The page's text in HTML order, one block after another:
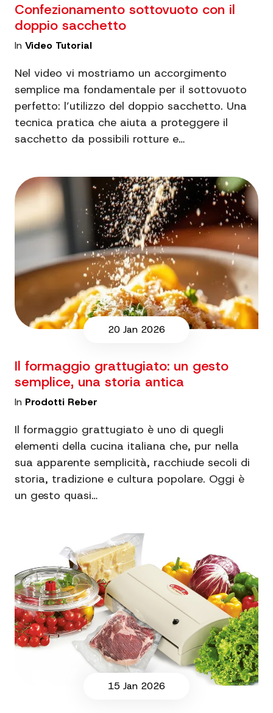
Confezionamento sottovuoto con il
doppio sacchetto
In Video Tutorial
Nel video vi mostriamo un accorgimento
semplice ma fondamentale per il sottovuoto
perfetto: l’utilizzo del doppio sacchetto. Una
tecnica pratica che aiuta a proteggere il
sacchetto da possibili rotture e…
20 Jan 2026
Il formaggio grattugiato: un gesto
semplice, una storia antica
In Prodotti Reber
Il formaggio grattugiato è uno di quegli
elementi della cucina italiana che, pur nella
sua apparente semplicità, racchiude secoli di
storia, tradizione e cultura popolare. Oggi è
un gesto quasi…
15 Jan 2026